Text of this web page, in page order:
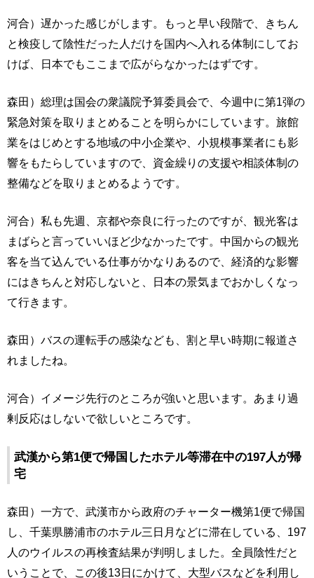
河合）遅かった感じがします。もっと早い段階で、きちん
と検疫して陰性だった人だけを国内へ入れる体制にしてお
けば、日本でもここまで広がらなかったはずです。
森田）総理は国会の衆議院予算委員会で、今週中に第1弾の
緊急対策を取りまとめることを明らかにしています。旅館
業をはじめとする地域の中小企業や、小規模事業者にも影
響をもたらしていますので、資金繰りの支援や相談体制の
整備などを取りまとめるようです。
河合）私も先週、京都や奈良に行ったのですが、観光客は
まばらと言っていいほど少なかったです。中国からの観光
客を当て込んでいる仕事がかなりあるので、経済的な影響
にはきちんと対応しないと、日本の景気までおかしくなっ
て行きます。
森田）バスの運転手の感染なども、割と早い時期に報道さ
れましたね。
河合）イメージ先行のところが強いと思います。あまり過
剰反応はしないで欲しいところです。
武漢から第1便で帰国したホテル等滞在中の197人が帰
宅
森田）一方で、武漢市から政府のチャーター機第1便で帰国
し、千葉県勝浦市のホテル三日月などに滞在している、197
人のウイルスの再検査結果が判明しました。全員陰性だと
いうことで、この後13日にかけて、大型バスなどを利用し